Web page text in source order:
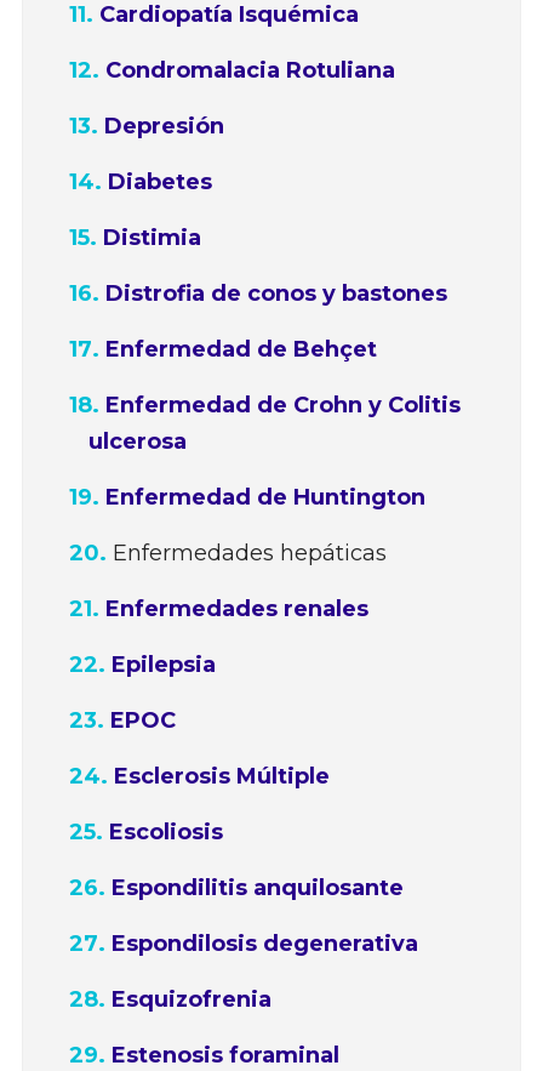
Cardiopatía Isquémica
Condromalacia Rotuliana
Depresión
Diabetes
Distimia
Distrofia de conos y bastones
Enfermedad de Behçet
Enfermedad de Crohn y Colitis
ulcerosa
Enfermedad de Huntington
Enfermedades hepáticas
Enfermedades renales
Epilepsia
EPOC
Esclerosis Múltiple
Escoliosis
Espondilitis anquilosante
Espondilosis degenerativa
Esquizofrenia
Estenosis foraminal